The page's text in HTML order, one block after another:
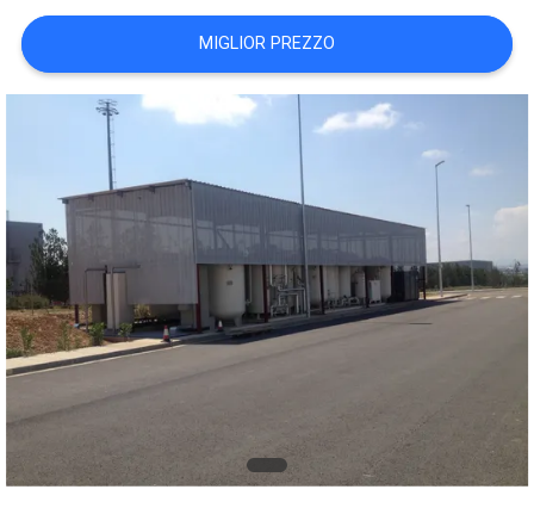
NEWS
MAPPA
SITO
INFORMATIVA
SULLA
PRIVACY
MIGLIOR PREZZO